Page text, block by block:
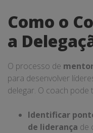
Como o
a
O processo de
para desenvolver
delegar. O coach
Identificar
de liderança de